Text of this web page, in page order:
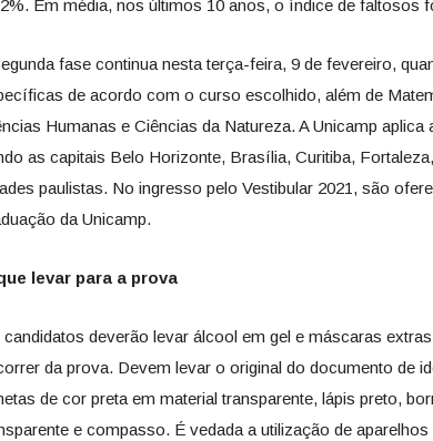
Em média, nos últimos 10 anos, o índice de faltosos
fase continua nesta terça-feira, 9 de fevereiro,
de acordo com o curso escolhido, além de
Humanas e Ciências da Natureza. A Unicamp
as capitais Belo Horizonte, Brasília, Curitiba,
paulistas. No ingresso pelo Vestibular 2021, são
da Unicamp.
levar para a prova
candidatos deverão levar álcool em gel e máscaras
da prova. Devem levar o original do documento de
de cor preta em material transparente, lápis preto,
e compasso. É vedada a utilização de